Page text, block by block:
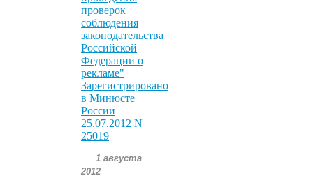
проверок
соблюдения
законодательства
Российской
Федерации о
рекламе"
Зарегистрировано
в Минюсте
России
25.07.2012 N
25019
1 августа
2012